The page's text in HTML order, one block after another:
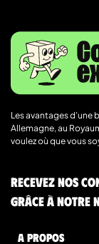
Les avantages d’une
Allemagne, au
voulez où que vous
Recevez nos
grâce à notre
A Propos